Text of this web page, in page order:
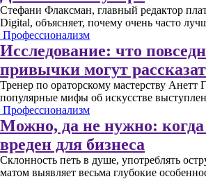
Стефани Флаксман, главный редактор
Digital, объясняет, почему очень часто
Профессионализм
Исследование: что
привычки могут
Тренер по ораторскому мастерству Анетт
популярные мифы об искусстве
Профессионализм
Можно, да не нужно: когда
вреден для бизнеса
Склонность петь в душе, употреблять
матом выявляет весьма глубокие